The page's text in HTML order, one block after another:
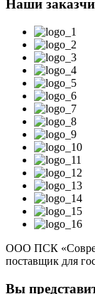
Наши
ООО ПСК
поставщик для
Вы